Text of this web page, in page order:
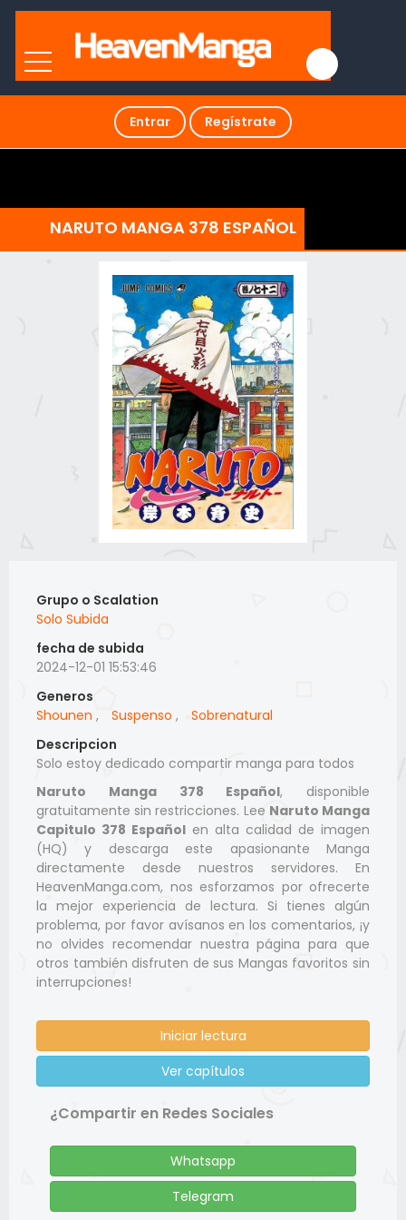
Entrar Regístrate
NARUTO MANGA 378 ESPAÑOL
Grupo o Scalation
Solo Subida
fecha de subida
2024-12-01 15:53:46
Generos
Shounen , Suspenso ,
Sobrenatural
Descripcion
Solo estoy dedicado compartir manga para todos
Naruto Manga 378 Español, disponible
gratuitamente sin restricciones. Lee Naruto Manga
Capitulo 378 Español en alta calidad de imagen
(HQ) y descarga este apasionante Manga
directamente desde nuestros servidores. En
HeavenManga.com, nos esforzamos por ofrecerte
la mejor experiencia de lectura. Si tienes algún
problema, por favor avísanos en los comentarios, ¡y
no olvides recomendar nuestra página para que
otros también disfruten de sus Mangas favoritos sin
interrupciones!
Iniciar lectura
Ver capítulos
¿Compartir en Redes Sociales
Whatsapp
Telegram